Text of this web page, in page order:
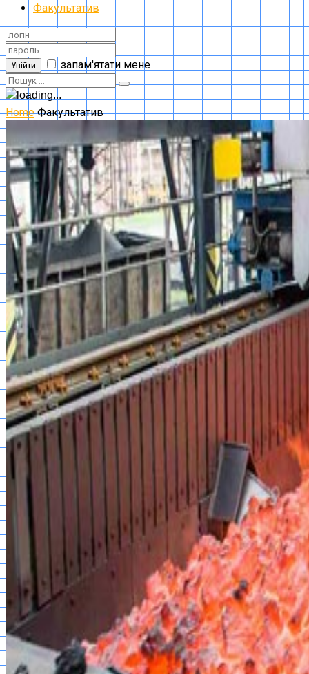
Факультатив
Увійти запам'ятати мене
Home Факультатив